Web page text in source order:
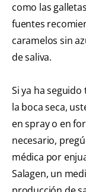
como las
fuentes
caramelos sin
de saliva.
Si ya ha
la boca seca,
en spray o en
necesario,
médica por
Salagen, un